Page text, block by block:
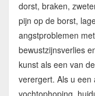
dorst, braken,
pijn op de borst,
angstproblemen
bewustzijnsverlies
kunst als een van
verergert. Als u een